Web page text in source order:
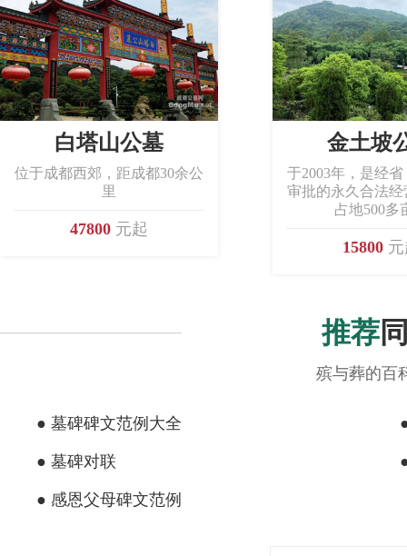
白塔山公墓
位于成都西郊，距成都30余公
里
47800 元起
金土坡
于2003年，是经
审批的永久合法
占地500多
15800
推荐
殡与葬的百
● 墓碑碑文范例大全
● 墓碑对联
● 感恩父母碑文范例